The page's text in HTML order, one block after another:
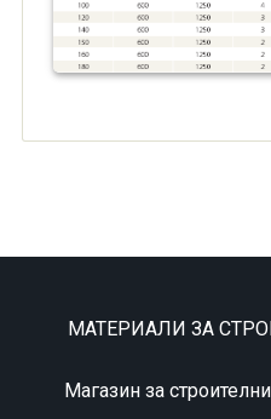
МАТЕРИАЛИ ЗА
Магазин за